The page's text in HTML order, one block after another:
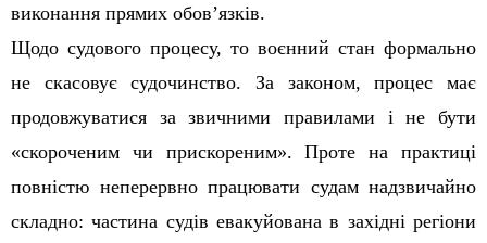
виконання прямих обов’язків.
Щодо судового процесу, то воєнний стан формально
не скасовує судочинство. За законом, процес має
продовжуватися за звичними правилами і не бути
«скороченим чи прискореним». Проте на практиці
повністю неперервно працювати судам надзвичайно
складно: частина судів евакуйована в західні регіони